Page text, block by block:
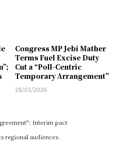
Congress MP Jebi Mather
Terms Fuel Excise Duty
Cut a “Poll-Centric
Temporary Arrangement”
28/03/2026
Interim pact
regional audiences.